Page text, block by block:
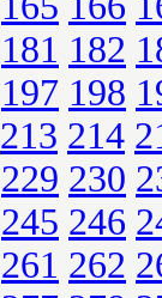
181 182
197 198
213 214
229 230
245 246
261 262